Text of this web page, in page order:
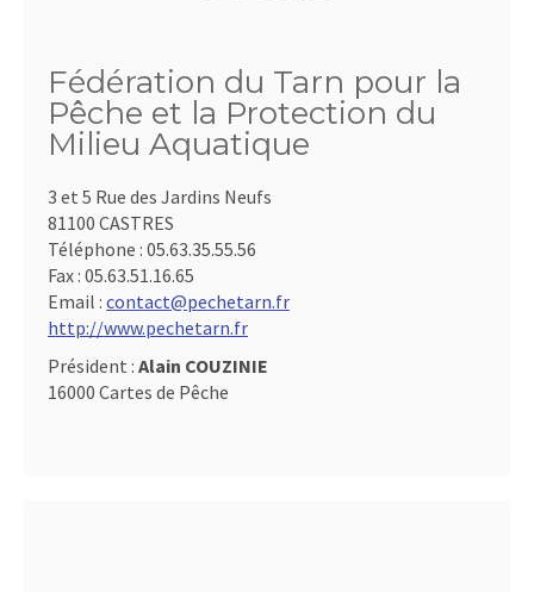
Fédération du Tarn pour la
Pêche et la Protection du
Milieu Aquatique
3 et 5 Rue des Jardins Neufs
81100 CASTRES
Téléphone : 05.63.35.55.56
Fax : 05.63.51.16.65
Email : contact@pechetarn.fr
http://www.pechetarn.fr
Président : Alain COUZINIE
16000 Cartes de Pêche